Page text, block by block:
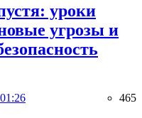
уроки
угрозы и
465